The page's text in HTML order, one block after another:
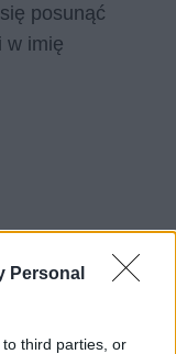
Personal
third parties, or
posunąć
w imię